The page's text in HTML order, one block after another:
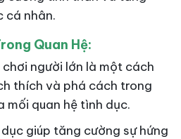
cá nhân.
Quan Hệ:
chơi người lớn là một cách
thích và phá cách trong
mối quan hệ tình dục.
giúp tăng cường sự hứng